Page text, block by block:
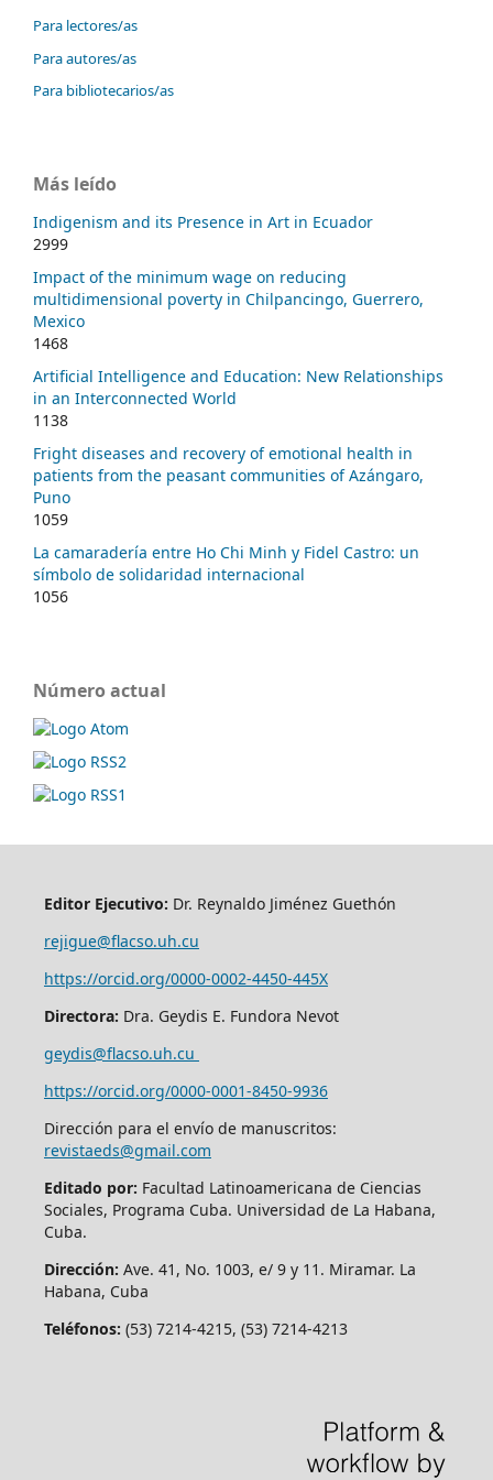
Para lectores/as
Para autores/as
Para bibliotecarios/as
Más leído
Indigenism and its Presence in Art in Ecuador
2999
Impact of the minimum wage on reducing
multidimensional poverty in Chilpancingo, Guerrero,
Mexico
1468
Artificial Intelligence and Education: New Relationships
in an Interconnected World
1138
Fright diseases and recovery of emotional health in
patients from the peasant communities of Azángaro,
Puno
1059
La camaradería entre Ho Chi Minh y Fidel Castro: un
símbolo de solidaridad internacional
1056
Número actual
Editor Ejecutivo: Dr. Reynaldo Jiménez Guethón
rejigue@flacso.uh.cu
https://orcid.org/0000-0002-4450-445X
Directora: Dra. Geydis E. Fundora Nevot
geydis@flacso.uh.cu
https://orcid.org/0000-0001-8450-9936
Dirección para el envío de manuscritos:
revistaeds@gmail.com
Editado por: Facultad Latinoamericana de Ciencias
Sociales, Programa Cuba. Universidad de La Habana,
Cuba.
Dirección: Ave. 41, No. 1003, e/ 9 y 11. Miramar. La
Habana, Cuba
Teléfonos: (53) 7214-4215, (53) 7214-4213